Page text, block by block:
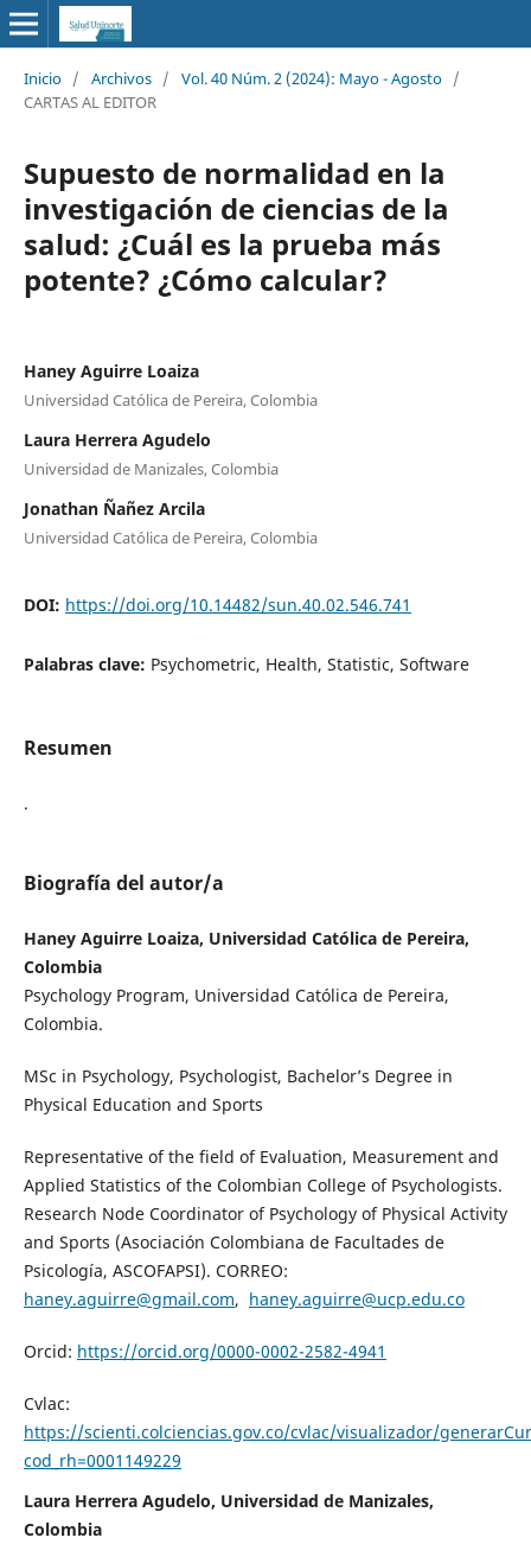
Inicio / Archivos / Vol. 40 Núm. 2 (2024): Mayo - Agosto /
CARTAS AL EDITOR
Supuesto de normalidad en la
investigación de ciencias de la
salud: ¿Cuál es la prueba más
potente? ¿Cómo calcular?
Haney Aguirre Loaiza
Universidad Católica de Pereira, Colombia
Laura Herrera Agudelo
Universidad de Manizales, Colombia
Jonathan Ñañez Arcila
Universidad Católica de Pereira, Colombia
DOI: https://doi.org/10.14482/sun.40.02.546.741
Palabras clave: Psychometric, Health, Statistic, Software
Resumen
.
Biografía del autor/a
Haney Aguirre Loaiza, Universidad Católica de Pereira,
Colombia
Psychology Program, Universidad Católica de Pereira,
Colombia.
MSc in Psychology, Psychologist, Bachelor’s Degree in
Physical Education and Sports
Representative of the field of Evaluation, Measurement and
Applied Statistics of the Colombian College of Psychologists.
Research Node Coordinator of Psychology of Physical Activity
and Sports (Asociación Colombiana de Facultades de
Psicología, ASCOFAPSI). CORREO:
haney.aguirre@gmail.com, haney.aguirre@ucp.edu.co
Orcid: https://orcid.org/0000-0002-2582-4941
Cvlac:
https://scienti.colciencias.gov.co/cvlac/visualizador/
cod_rh=0001149229
Laura Herrera Agudelo, Universidad de Manizales,
Colombia